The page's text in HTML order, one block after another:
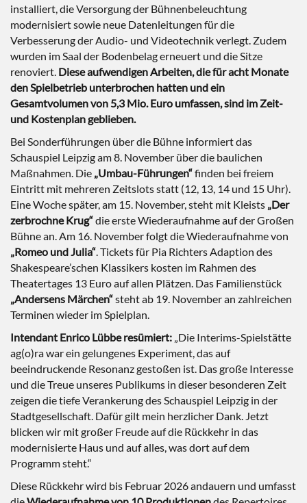
installiert, die Versorgung der Bühnenbeleuchtung
modernisiert sowie neue Datenleitungen für die
Verbesserung der Audio- und Videotechnik verlegt. Zudem
wurden im Saal der Bodenbelag erneuert und die Sitze
renoviert. Diese aufwendigen Arbeiten, die für acht Monate
den Spielbetrieb unterbrochen hatten und ein
Gesamtvolumen von 5,3 Mio. Euro umfassen, sind im Zeit-
und Kostenplan geblieben.
Bei Sonderführungen über die Bühne informiert das
Schauspiel Leipzig am 8. November über die baulichen
Maßnahmen. Die „Umbau-Führungen“finden bei freiem
Eintritt mit mehreren Zeitslots statt (12, 13, 14 und 15 Uhr).
Eine Woche später, am 15. November, steht mit Kleists „Der
zerbrochne Krug“die erste Wiederaufnahme auf der Großen
Bühne an. Am 16. November folgt die Wiederaufnahme von
„Romeo und Julia“. Tickets für Pia Richters Adaption des
Shakespeare’schen Klassikers kosten im Rahmen des
Theatertages 13 Euro auf allen Plätzen. Das Familienstück
„Andersens Märchen“steht ab 19. November an zahlreichen
Terminen wieder im Spielplan.
Intendant Enrico Lübbe resümiert: „Die Interims-Spielstätte
ag(o)ra war ein gelungenes Experiment, das auf
beeindruckende Resonanz gestoßen ist. Das große Interesse
und die Treue unseres Publikums in dieser besonderen Zeit
zeigen die tiefe Verankerung des Schauspiel Leipzig in der
Stadtgesellschaft. Dafür gilt mein herzlicher Dank. Jetzt
blicken wir mit großer Freude auf die Rückkehr in das
modernisierte Haus und auf alles, was dort auf dem
Programm steht.“
Diese Rückkehr wird bis Februar 2026 andauern und umfasst